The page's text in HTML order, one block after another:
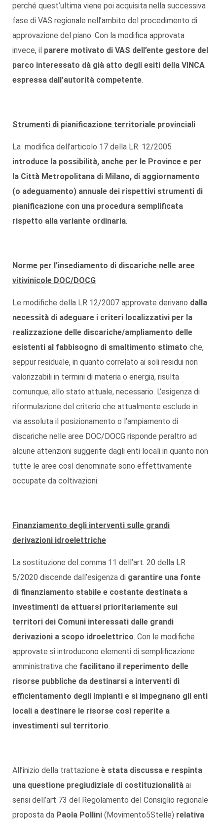
perché quest’ultima viene poi acquisita nella successiva
fase di VAS regionale nell’ambito del procedimento di
approvazione del piano. Con la modifica approvata
invece, il parere motivato di VAS dell’ente gestore del
parco interessato dà già atto degli esiti della VINCA
espressa dall’autorità competente.
Strumenti di pianificazione territoriale provinciali
La modifica dell’articolo 17 della LR. 12/2005
introduce la possibilità, anche per le Province e per
la Città Metropolitana di Milano, di aggiornamento
(o adeguamento) annuale dei rispettivi strumenti di
pianificazione con una procedura semplificata
rispetto alla variante ordinaria.
Norme per l’insediamento di discariche nelle aree
vitivinicole DOC/DOCG
Le modifiche della LR 12/2007 approvate derivano dalla
necessità di adeguare i criteri localizzativi per la
realizzazione delle discariche/ampliamento delle
esistenti al fabbisogno di smaltimento stimato che,
seppur residuale, in quanto correlato ai soli residui non
valorizzabili in termini di materia o energia, risulta
comunque, allo stato attuale, necessario. L’esigenza di
riformulazione del criterio che attualmente esclude in
via assoluta il posizionamento o l’ampiamento di
discariche nelle aree DOC/DOCG risponde peraltro ad
alcune attenzioni suggerite dagli enti locali in quanto non
tutte le aree così denominate sono effettivamente
occupate da coltivazioni.
Finanziamento degli interventi sulle grandi
derivazioni idroelettriche
La sostituzione del comma 11 dell’art. 20 della LR
5/2020 discende dall’esigenza di garantire una fonte
di finanziamento stabile e costante destinata a
investimenti da attuarsi prioritariamente sui
territori dei Comuni interessati dalle grandi
derivazioni a scopo idroelettrico. Con le modifiche
approvate si introducono elementi di semplificazione
amministrativa che facilitano il reperimento delle
risorse pubbliche da destinarsi a interventi di
efficientamento degli impianti e si impegnano gli enti
locali a destinare le risorse così reperite a
investimenti sul territorio.
All’inizio della trattazione è stata discussa e respinta
una questione pregiudiziale di costituzionalità ai
sensi dell’art 73 del Regolamento del Consiglio regionale
proposta da Paola Pollini (Movimento5Stelle) relativa